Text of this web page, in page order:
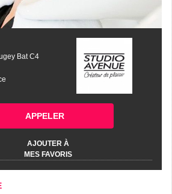
Bat C4
APPELER
AJOUTER À
MES FAVORIS